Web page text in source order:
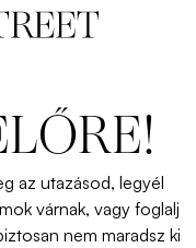
az utazásod, legyél
várnak, vagy foglalj
nem maradsz ki